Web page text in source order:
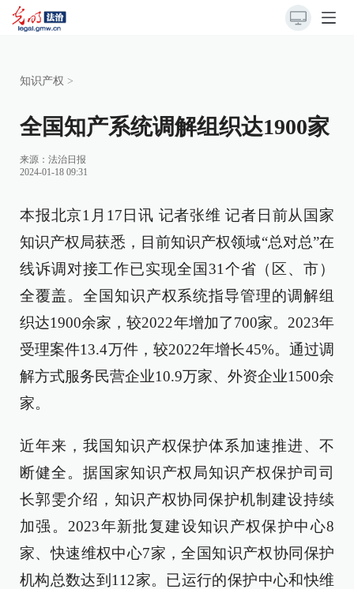
知识产权 >
全国知产系统调解组织达1900家
来源： 法治日报
2024-01-18 09:31
本报北京1月17日讯 记者张维 记者日前从国家
知识产权局获悉，目前知识产权领域“总对总”在
线诉调对接工作已实现全国31个省（区、市）
全覆盖。全国知识产权系统指导管理的调解组
织达1900余家，较2022年增加了700家。2023年
受理案件13.4万件，较2022年增长45%。通过调
解方式服务民营企业10.9万家、外资企业1500余
家。
近年来，我国知识产权保护体系加速推进、不
断健全。据国家知识产权局知识产权保护司司
长郭雯介绍，知识产权协同保护机制建设持续
加强。2023年新批复建设知识产权保护中心8
家、快速维权中心7家，全国知识产权协同保护
机构总数达到112家。已运行的保护中心和快维